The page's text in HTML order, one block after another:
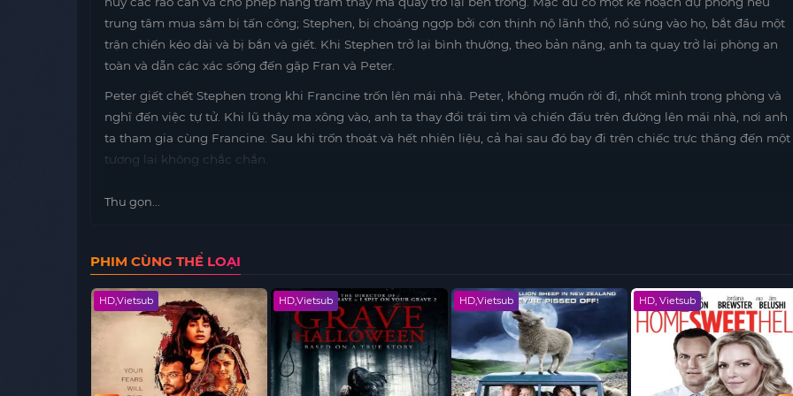
trung tâm mua sắm bị tấn công; Stephen, bị choáng ngợp bởi cơn thịnh nộ lãnh thổ, nổ súng vào họ, bắt đầu một
trận chiến kéo dài và bị bắn và giết. Khi Stephen trở lại bình thường, theo bản năng, anh ta quay trở lại phòng an
toàn và dẫn các xác sống đến gặp Fran và Peter.
Peter giết chết Stephen trong khi Francine trốn lên mái nhà. Peter, không muốn rời đi, nhốt mình trong phòng và
nghĩ đến việc tự tử. Khi lũ thây ma xông vào, anh ta thay đổi trái tim và chiến đấu trên đường lên mái nhà, nơi anh
ta tham gia cùng Francine. Sau khi trốn thoát và hết nhiên liệu, cả hai sau đó bay đi trên chiếc trực thăng đến một
tương lai không chắc chắn.
Thu gọn...
PHIM CÙNG THỂ LOẠI
HD,Vietsub HD,Vietsub HD,Vietsub HD, Vietsub